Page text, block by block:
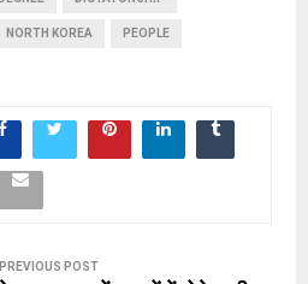
NORTH KOREA PEOPLE
PREVIOUS POST